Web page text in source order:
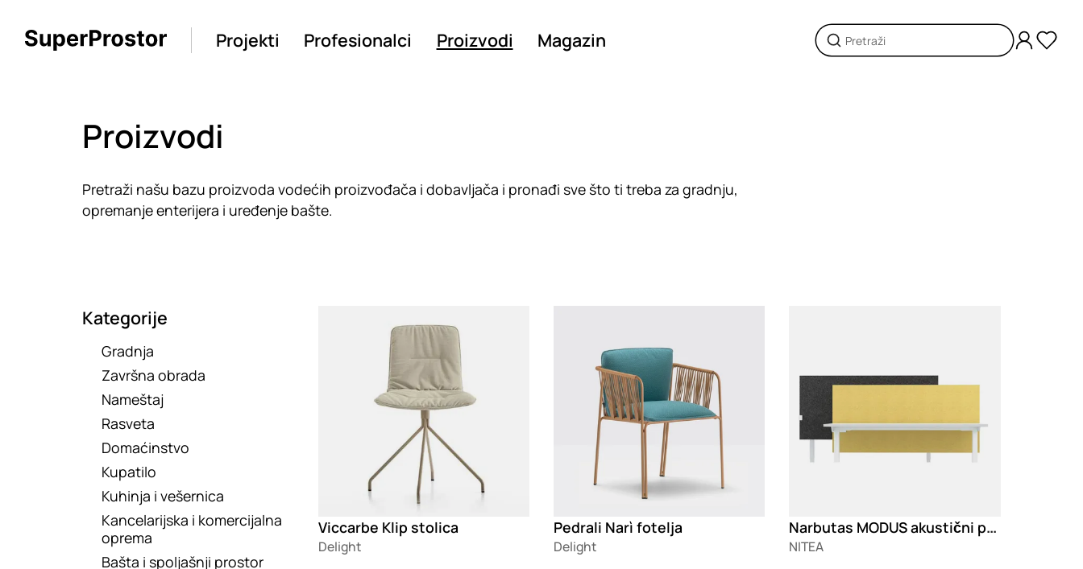
Projekti Profesionalci Proizvodi Magazin
Proizvodi
Pretraži našu bazu proizvoda vodećih proizvođača i dobavljača i pronađi sve što ti treba za gradnju,
opremanje enterijera i uređenje bašte.
Kategorije
Gradnja
Završna obrada
Nameštaj
Rasveta
Domaćinstvo
Kupatilo
Kuhinja i vešernica
Kancelarijska i komercijalna
oprema
Bašta i spoljašnji prostor
Viccarbe Klip stolica
Delight
Pedrali Narì fotelja
Delight
Narbutas MODUS akustični paneli
NITEA